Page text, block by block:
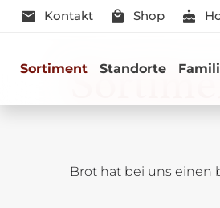
Kontakt Shop
Sortiment Standorte
Brot hat bei uns einen